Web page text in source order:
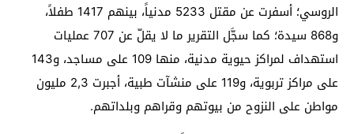
الروسي؛ أسفرت عن مقتل 5233 مدنياً، بينهم 1417 طفلاً،
و868 سيدة؛ كما سجَّل التقرير ما لا يقلّ عن 707 عمليات
استهداف لمراكز حيوية مدنية، منها 109 على مساجد، و143
على مراكز تربوية، و119 على منشآت طبية، أجبرت 2,3 مليون
مواطن على النزوح من بيوتهم وقراهم وبلداتهم.